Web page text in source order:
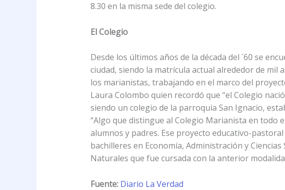
8.30 en la misma sede del colegio.
El Colegio
Desde los últimos años de la década del ´60 se
ciudad, siendo la matrícula actual alrededor de
los marianistas, trabajando en el marco del
Laura Colombo quien recordó que “el Colegio
siendo un colegio de la parroquia San Ignacio,
“Algo que distingue al Colegio Marianista en todo
alumnos y padres. Ese proyecto educativo-
bachilleres en Economía, Administración y
Naturales que fue cursada con la anterior
Fuente: Diario La Verdad